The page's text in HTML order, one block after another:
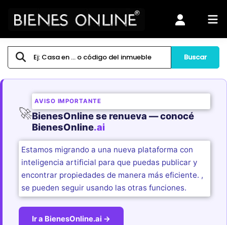
Buscar
🚀
AVISO IMPORTANTE
BienesOnline se renueva — conocé
BienesOnline.ai
Estamos migrando a una nueva plataforma con
inteligencia artificial para que puedas publicar y
encontrar propiedades de manera más eficiente. ,
se pueden seguir usando las otras funciones.
Ir a BienesOnline.ai →